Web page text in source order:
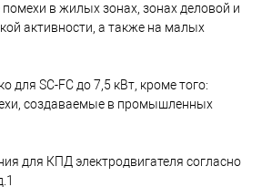
в жилых зонах, зонах деловой и
активности, а также на малых
для SC-FC до 7,5 кВт, кроме того:
создаваемые в промышленных
для КПД электродвигателя согласно